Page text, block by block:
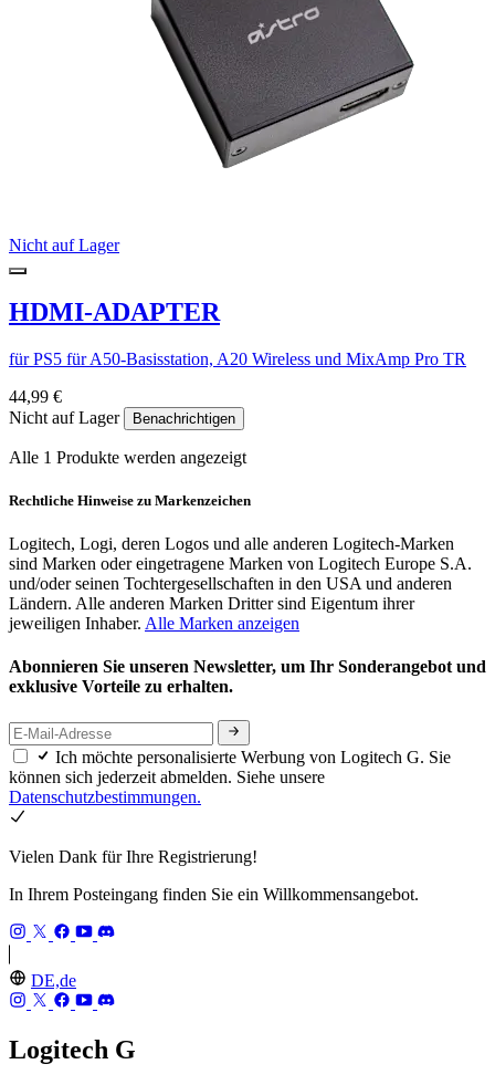
Nicht auf Lager
HDMI-ADAPTER
für PS5 für A50-Basisstation, A20 Wireless und MixAmp Pro TR
44,99 €
Nicht auf Lager
Benachrichtigen
Alle 1 Produkte werden angezeigt
Rechtliche Hinweise zu Markenzeichen
Logitech, Logi, deren Logos und alle anderen Logitech-Marken
sind Marken oder eingetragene Marken von Logitech Europe S.A.
und/oder seinen Tochtergesellschaften in den USA und anderen
Ländern. Alle anderen Marken Dritter sind Eigentum ihrer
jeweiligen Inhaber. Alle Marken anzeigen
Abonnieren Sie unseren Newsletter, um Ihr Sonderangebot und
exklusive Vorteile zu erhalten.
Ich möchte personalisierte Werbung von Logitech G. Sie
können sich jederzeit abmelden. Siehe unsere
Datenschutzbestimmungen.
Vielen Dank für Ihre Registrierung!
In Ihrem Posteingang finden Sie ein Willkommensangebot.
DE,de
Logitech G